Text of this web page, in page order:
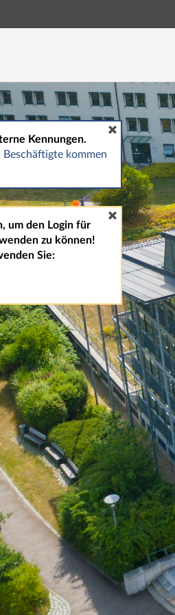
Kennungen.
kommen
um den Login für
zu können!
Sie: